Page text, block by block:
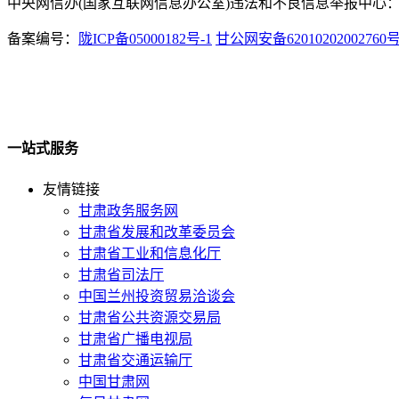
中央网信办(国家互联网信息办公室)违法和不良信息举报中心
备案编号： 陇ICP备05000182号-1 甘公网安备62010202002760号
一站式服务
友情链接
甘肃政务服务网
甘肃省发展和改革委员会
甘肃省工业和信息化厅
甘肃省司法厅
中国兰州投资贸易洽谈会
甘肃省公共资源交易局
甘肃省广播电视局
甘肃省交通运输厅
中国甘肃网